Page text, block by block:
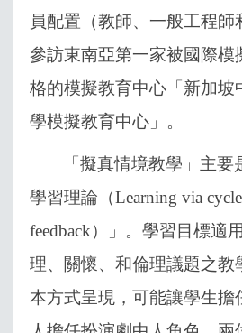
員配置（教師、一般工程師
參訪東南亞第一家被國際模
格的模擬教育中心「新加坡
學模擬教育中心」。
「擬真情境教學」主
學習理論（Learning via
feedback）」。學習目標適
理、關懷、和倫理議題之教
本方式呈現，可能讓學生擔